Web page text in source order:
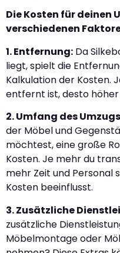
Die Kosten für deinen
verschiedenen
1. Entfernung: Da
liegt, spielt die
Kalkulation der Kosten.
entfernt ist, desto höher
2. Umfang des
der Möbel und
möchtest, eine große
Kosten. Je mehr du
mehr Zeit und Personal
Kosten beeinflusst.
3. Zusätzliche
zusätzliche
Möbelmontage oder